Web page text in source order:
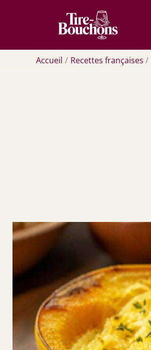
Accueil Recettes françaises